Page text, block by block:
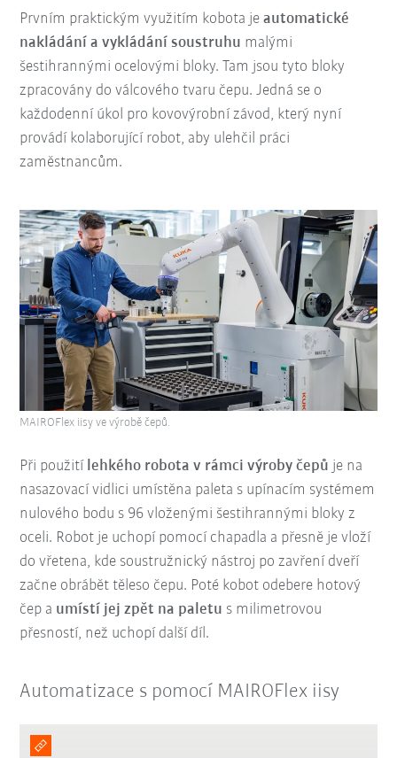
Prvním praktickým využitím kobota jeautomatické
nakládání a vykládání soustruhu malými
šestihrannými ocelovými bloky. Tam jsou tyto bloky
zpracovány do válcového tvaru čepu. Jedná se o
každodenní úkol pro kovovýrobní závod, který nyní
provádí kolaborující robot, aby ulehčil práci
zaměstnancům.
Při použití lehkého robota v rámci výroby čepů je na
nasazovací vidlici umístěna paleta s upínacím systémem
nulového bodu s 96 vloženými šestihrannými bloky z
oceli. Robot je uchopí pomocí chapadla a přesně je vloží
do vřetena, kde soustružnický nástroj po zavření dveří
začne obrábět těleso čepu. Poté kobot odebere hotový
čep a umístí jej zpět na paletu s milimetrovou
přesností, než uchopí další díl.
MAIROFlex iisy ve výrobě čepů.
Automatizace s pomocí MAIROFlex iisy